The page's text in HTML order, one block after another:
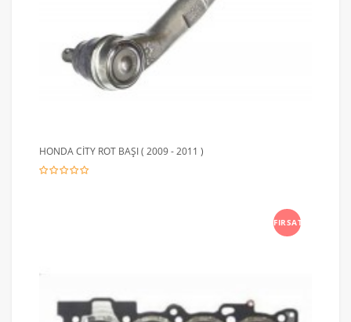
HONDA CİTY ROT BAŞI ( 2009 - 2011 )
FIRSAT